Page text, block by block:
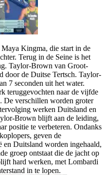
Kingma, die start in de
Terug in de Seine is het
Taylor-Brown van Groot-
door de Duitse Tertsch. Taylor-
7 seconden uit het water.
teruggevochten naar de vijfde
De verschillen worden groter
werken Duitsland en
Brown blijft aan de leiding,
positie te verbeteren. Ondanks
geven de
en Duitsland worden ingehaald,
groep ontstaat die de jacht op
hard werken, met Lombardi
in te lopen.